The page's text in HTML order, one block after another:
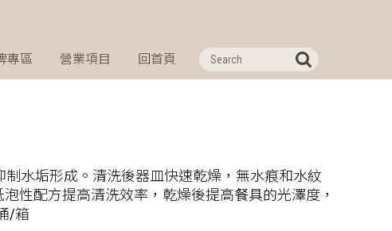
專區 營業項目 回首頁
制水垢形成。清洗後器皿快速乾燥，無水痕和水紋
性配方提高清洗效率，乾燥後提高餐具的光澤度，
/箱